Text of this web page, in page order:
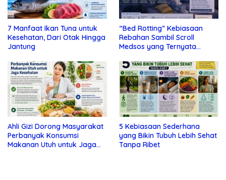
7 Manfaat Ikan Tuna untuk
Kesehatan, Dari Otak Hingga
Jantung
“Bed Rotting” Kebiasaan
Rebahan Sambil Scroll
Medsos yang Ternyata
Ahli Gizi Dorong Masyarakat
Perbanyak Konsumsi
Makanan Utuh untuk Jaga
5 Kebiasaan Sederhana
yang Bikin Tubuh Lebih Sehat
Tanpa Ribet